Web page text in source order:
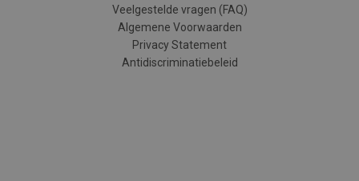
Veelgestelde vragen (FAQ)
Algemene Voorwaarden
Privacy Statement
Antidiscriminatiebeleid